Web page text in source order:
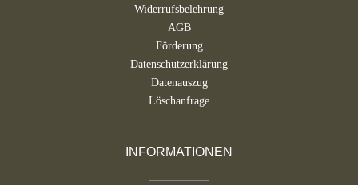
Widerrufsbelehrung
AGB
Förderung
Datenschutzerklärung
Datenauszug
Löschanfrage
INFORMATIONEN